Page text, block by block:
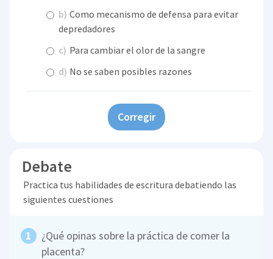
b) Como mecanismo de defensa para evitar
depredadores
c) Para cambiar el olor de la sangre
d) No se saben posibles razones
Corregir
Debate
Practica tus habilidades de escritura debatiendo las
siguientes cuestiones
¿Qué opinas sobre la práctica de comer la
placenta?